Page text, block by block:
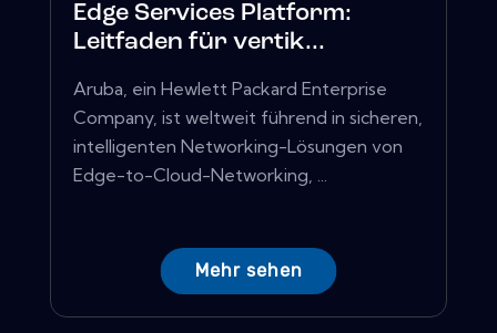
Edge Services Platform:
Leitfaden für vertik...
Aruba, ein Hewlett Packard Enterprise
Company, ist weltweit führend in sicheren,
intelligenten Networking-Lösungen von
Edge-to-Cloud-Networking, ...
Mehr sehen